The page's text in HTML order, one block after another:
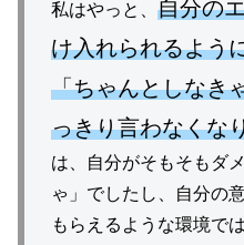
私はやっと、 自分の
け入れられるよう
「ちゃんとしなき
っきり言わなくな
は、自分がそもそもダ
ゃ」でしたし、自分の
もらえるような環境で